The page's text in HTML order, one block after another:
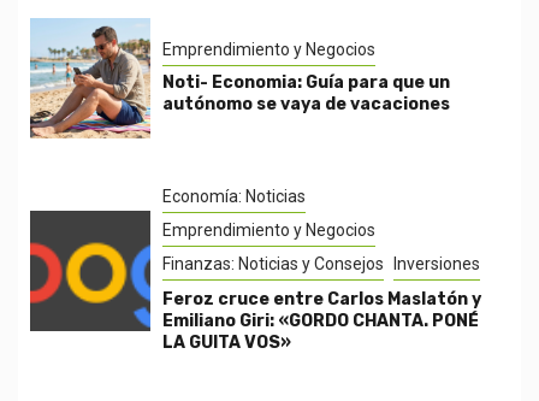
Emprendimiento y Negocios
Noti- Economia: Guía para que un
autónomo se vaya de vacaciones
Economía: Noticias
Emprendimiento y Negocios
Finanzas: Noticias y Consejos
Inversiones
Feroz cruce entre Carlos Maslatón y
Emiliano Giri: «GORDO CHANTA. PONÉ
LA GUITA VOS»